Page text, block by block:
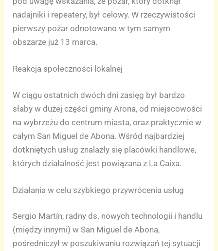
nadajniki i repeatery, był celowy. W rzeczywistości
pierwszy pożar odnotowano w tym samym
obszarze już 13 marca.
Reakcja społeczności lokalnej
W ciągu ostatnich dwóch dni zasięg był bardzo
słaby w dużej części gminy Arona, od miejscowości
na wybrzeżu do centrum miasta, oraz praktycznie w
całym San Miguel de Abona. Wśród najbardziej
dotkniętych usług znalazły się placówki handlowe,
których działalność jest powiązana z La Caixa.
Działania w celu szybkiego przywrócenia usług
Sergio Martín, radny ds. nowych technologii i handlu
(między innymi) w San Miguel de Abona,
pośredniczył w poszukiwaniu rozwiązań tej sytuacji